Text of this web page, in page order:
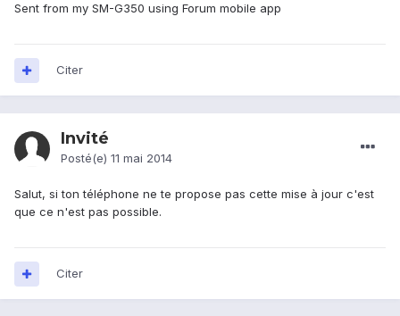
Sent from my SM-G350 using Forum mobile app
Citer
Invité
Posté(e) 11 mai 2014
Salut, si ton téléphone ne te propose pas cette mise à jour c'est
que ce n'est pas possible.
Citer